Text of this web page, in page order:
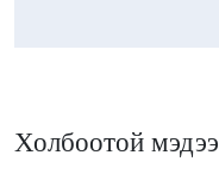
Холбоотой мэдээ